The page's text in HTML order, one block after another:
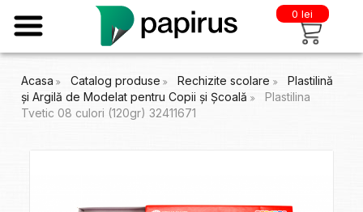
0 lei
Acasa Catalog produse Rechizite scolare
Plastilină
și Argilă de Modelat pentru Copii și Școală
Plastilina
Tvetic 08 culori (120gr) 32411671